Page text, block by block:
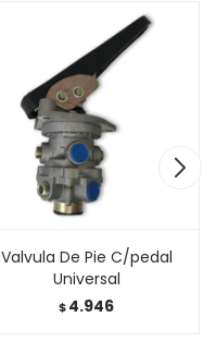
Valvula De Pie C/pedal
Universal
$4.946